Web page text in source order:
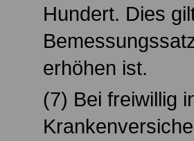
Hundert. Dies
erhöhen ist.
(7) Bei freiwillig